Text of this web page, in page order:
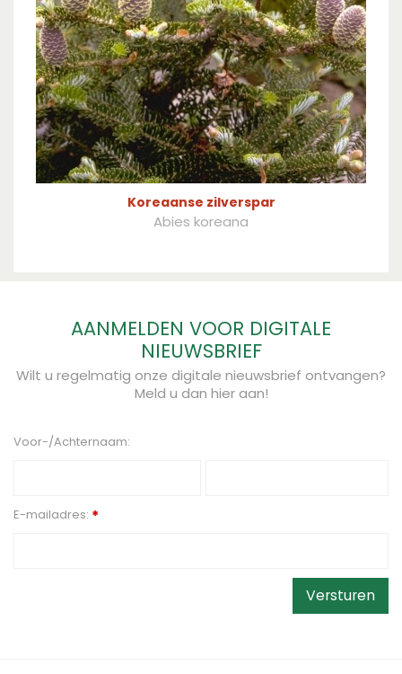
Koreaanse zilverspar
Abies koreana
AANMELDEN VOOR DIGITALE
NIEUWSBRIEF
Wilt u regelmatig onze digitale nieuwsbrief ontvangen?
Meld u dan hier aan!
Voor-/Achternaam:
E-mailadres: *